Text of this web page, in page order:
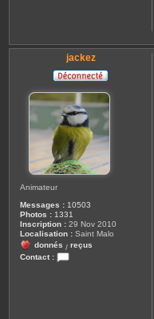
jackez
Animateur
Messages : 10503
Photos : 1331
Inscription : 29 Nov 2010
Localisation : Saint Malo
donnés / reçus
Contact :